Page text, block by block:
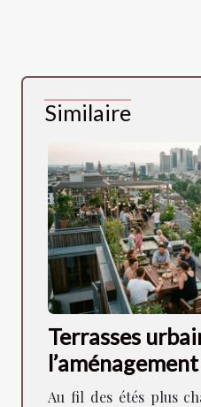
Similaire
Terrasses
façonne la vie
Au fil des étés plus